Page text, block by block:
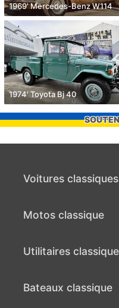
1969' Mercedes-Benz W114
1974' Toyota Bj 40
Voitures classiques
Motos classique
Utilitaires classique
Bateaux classique